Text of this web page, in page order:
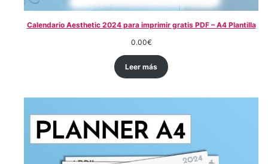
Calendario Aesthetic 2024 para imprimir gratis PDF – A4 Plantilla
0.00€
Leer más